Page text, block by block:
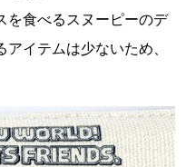
を食べるスヌーピーのデ
イテムは少ないため、